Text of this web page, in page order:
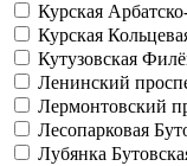
Курская
Курская
Кутузовская
Ленинский
Лермонтовский
Лесопарковая
Лубянка